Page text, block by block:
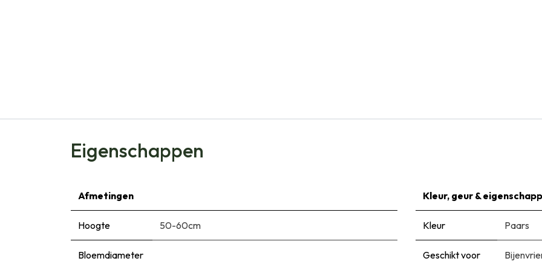
Eigenschappen
Afmetingen
Hoogte 50-60cm
Bloemdiameter
Kleur, geur &
Kleur Paars
Geschikt voor